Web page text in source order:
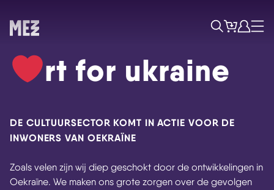
ZoekTicketsAccount
Menu
rt for ukraine
DE CULTUURSECTOR KOMT IN ACTIE VOOR DE
INWONERS VAN OEKRAÏNE
Zoals velen zijn wij diep geschokt door de ontwikkelingen in
Oekraïne. We maken ons grote zorgen over de gevolgen